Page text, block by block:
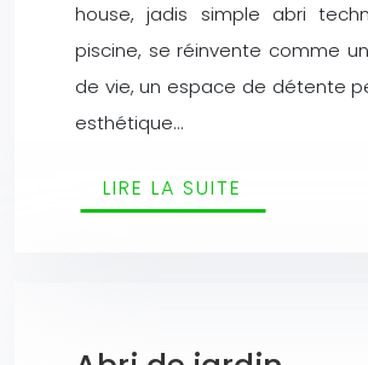
house, jadis simple abri
piscine, se réinvente comme
de vie, un espace de détente
esthétique…
LIRE LA SUITE